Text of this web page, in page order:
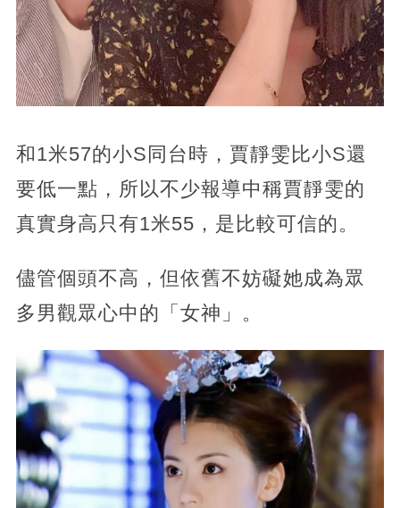
和1米57的小S同台時，賈靜雯比小S還
要低一點，所以不少報導中稱賈靜雯的
真實身高只有1米55，是比較可信的。
儘管個頭不高，但依舊不妨礙她成為眾
多男觀眾心中的「女神」。